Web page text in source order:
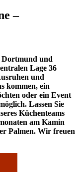
–
Dortmund und
Lage 36
und
kommen, ein
oder ein Event
Lassen Sie
Küchenteams
am Kamin
Palmen. Wir freuen